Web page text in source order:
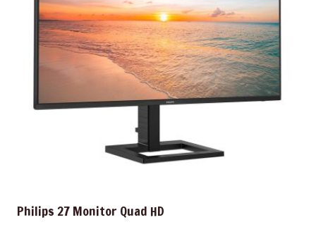
Philips 27 Monitor Quad HD